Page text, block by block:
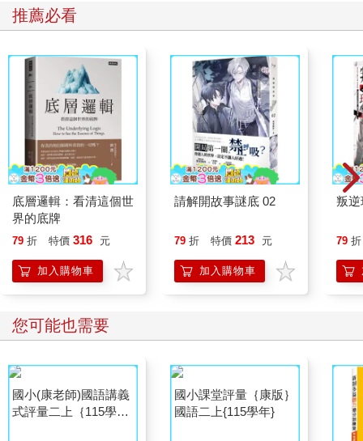
推薦必看
底層邏輯：看清這個世
界的底牌
79 折 特價 316 元
加入購物車
請解開故事謎底 02
79 折 特價 213 元
加入購物車
叛逆
79 折
您可能也需要